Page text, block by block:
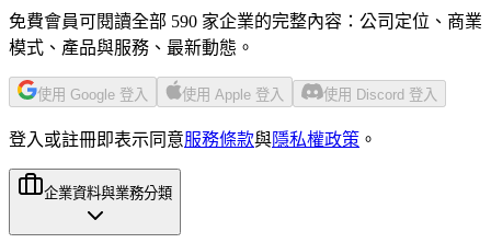
免費會員可閱讀全部 590 家企業的完整內容：公司定位、商業
模式、產品與服務、最新動態。
使用 Google 登入 使用 Apple 登入 使用 Discord 登入
登入或註冊即表示同意服務條款與隱私權政策 。
企業資料與業務分類